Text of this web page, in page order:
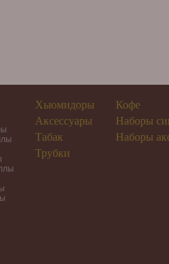
Хьюмидоры
Аксессуары
Табак
Трубки
Кофе
Наборы
Наборы